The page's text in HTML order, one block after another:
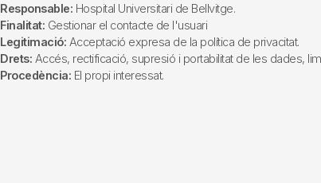
Responsable: Hospital Universitari de Bellvitge.
Finalitat: Gestionar el contacte de l'usuari
Legitimació: Acceptació expresa de la política de privacitat.
Drets: Accés, rectificació, supresió i portabilitat de les dades,
Procedència: El propi interessat.